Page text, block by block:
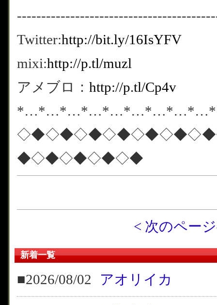
Twitter:http://bit.ly/16IsYFV
mixi:http://p.tl/muzl
アメブロ： http://p.tl/Cp4v
◆◇◆◇◆◇◆◇◆
< 次のペー
新着一覧
■2026/08/02 アオリイカ